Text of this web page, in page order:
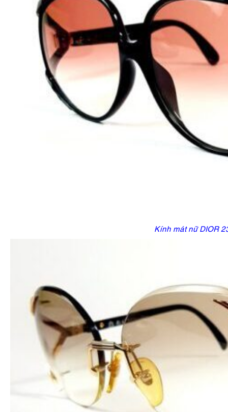
Kính mát nữ DIOR